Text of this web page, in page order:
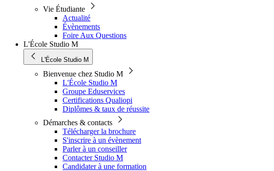
Vie Étudiante
Actualité
Évènements
Foire Aux Questions
L'École Studio M
L'École Studio M
Bienvenue chez Studio M
L'École Studio M
Groupe Eduservices
Certifications Qualiopi
Diplômes & taux de réussite
Démarches & contacts
Télécharger la brochure
S'inscrire à un évènement
Parler à un conseiller
Contacter Studio M
Candidater à une formation